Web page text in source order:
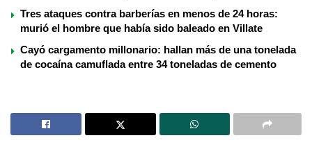
Tres ataques contra barberías en menos de 24 horas:
murió el hombre que había sido baleado en Villate
Cayó cargamento millonario: hallan más de una tonelada
de cocaína camuflada entre 34 toneladas de cemento